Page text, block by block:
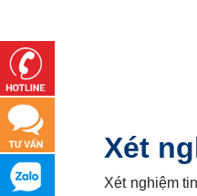
Xét
Xét nghiệm